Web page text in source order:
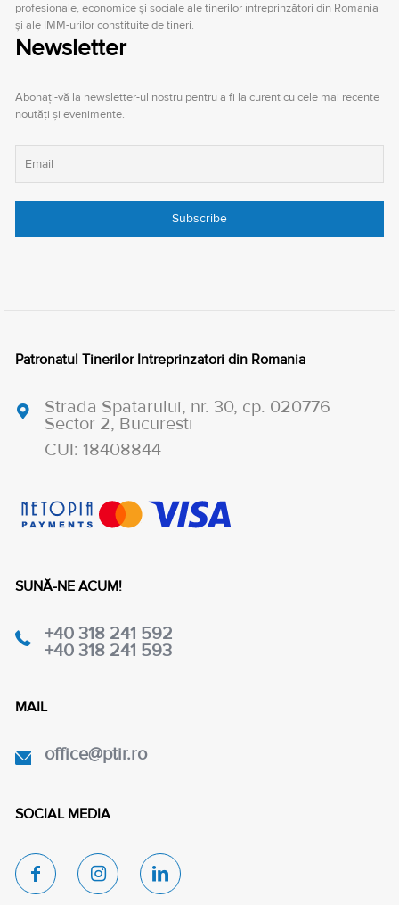
profesionale, economice şi sociale ale tinerilor întreprinzători din România
şi ale IMM-urilor constituite de tineri.
Newsletter
Abonați-vă la newsletter-ul nostru pentru a fi la curent cu cele mai recente
noutăți și evenimente.
Patronatul Tinerilor Intreprinzatori din Romania
Strada Spatarului, nr. 30, cp. 020776
Sector 2, Bucuresti
CUI: 18408844
SUNĂ-NE ACUM!
+40 318 241 592
+40 318 241 593
MAIL
office@ptir.ro
SOCIAL MEDIA